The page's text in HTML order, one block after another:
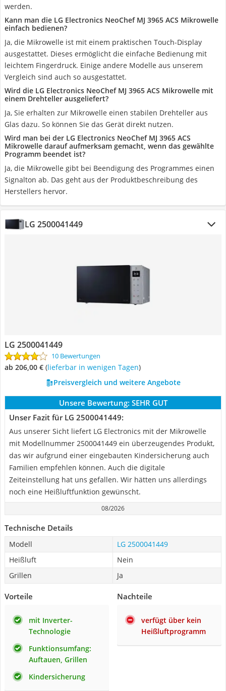
werden.
Kann man die LG Electronics NeoChef MJ 3965 ACS Mikrowelle
einfach bedienen?
Ja, die Mikrowelle ist mit einem praktischen Touch-Display
ausgestattet. Dieses ermöglicht die einfache Bedienung mit
leichtem Fingerdruck. Einige andere Modelle aus unserem
Vergleich sind auch so ausgestattet.
Wird die LG Electronics NeoChef MJ 3965 ACS Mikrowelle mit
einem Drehteller ausgeliefert?
Ja, Sie erhalten zur Mikrowelle einen stabilen Drehteller aus
Glas dazu. So können Sie das Gerät direkt nutzen.
Wird man bei der LG Electronics NeoChef MJ 3965 ACS
Mikrowelle darauf aufmerksam gemacht, wenn das gewählte
Programm beendet ist?
Ja, die Mikrowelle gibt bei Beendigung des Programmes einen
Signalton ab. Das geht aus der Produktbeschreibung des
Herstellers hervor.
LG 2500041449
LG 2500041449
10 Bewertungen
ab 206,00 € ( Lieferbar in wenigen Tagen)
Preisvergleich und weitere Angebote
Unsere Bewertung: SEHR GUT
Unser Fazit für LG 2500041449:
Aus unserer Sicht liefert LG Electronics mit der Mikrowelle
mit Modellnummer 2500041449 ein überzeugendes Produkt,
das wir aufgrund einer eingebauten Kindersicherung auch
Familien empfehlen können. Auch die digitale
Zeiteinstellung hat uns gefallen. Wir hätten uns allerdings
noch eine Heißluftfunktion gewünscht.
08/2026
Technische Details
Modell
LG 2500041449
Heißluft
Nein
Grillen
Ja
Vorteile
mit Inverter-
Technologie
Funktionsumfang:
Auftauen, Grillen
Kindersicherung
Nachteile
verfügt über kein
Heißluftprogramm